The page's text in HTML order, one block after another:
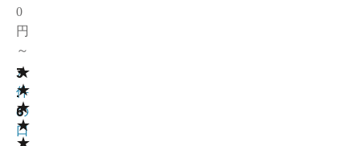
0
円
～
★
★
★
★
★
3
.
6
7
件
の
口